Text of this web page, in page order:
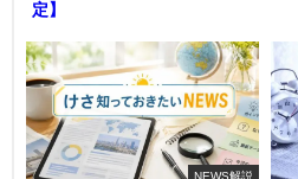
定】
NEWS解説